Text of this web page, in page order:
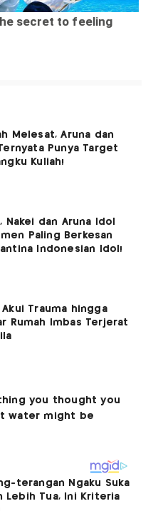
Melesat, Aruna dan
Punya Target
Kuliah!
Nakei dan Aruna Idol
Paling Berkesan
Indonesian Idol!
Akui Trauma hingga
Rumah Imbas Terjerat
terangan Ngaku Suka
Lebih Tua, Ini Kriteria